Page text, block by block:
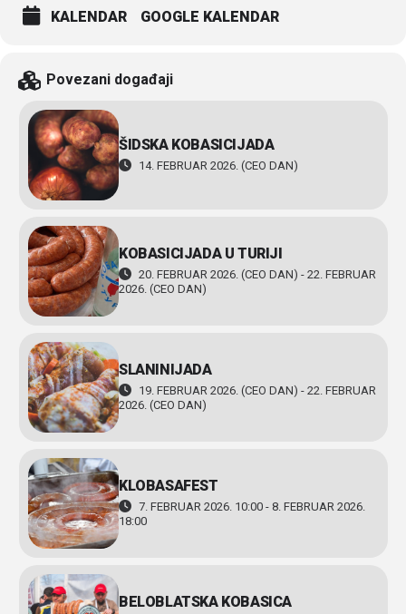
KALENDAR GOOGLE KALENDAR
Povezani događaji
ŠIDSKA KOBASICIJADA
14. FEBRUAR 2026. (CEO DAN)
KOBASICIJADA U TURIJI
20. FEBRUAR 2026. (CEO DAN) - 22. FEBRUAR
2026. (CEO DAN)
SLANINIJADA
19. FEBRUAR 2026. (CEO DAN) - 22. FEBRUAR
2026. (CEO DAN)
KLOBASAFEST
7. FEBRUAR 2026. 10:00 - 8. FEBRUAR 2026.
18:00
BELOBLATSKA KOBASICA